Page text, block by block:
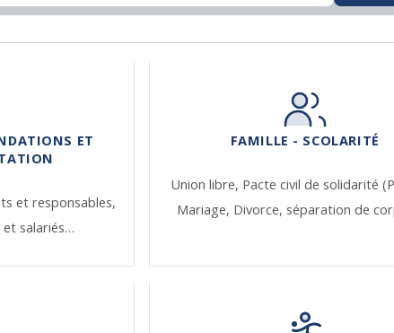
ET
et responsables,
et salariés…
FAMILLE - SCOLARITÉ
Union libre, Pacte civil de solidarité
Mariage, Divorce, séparation de